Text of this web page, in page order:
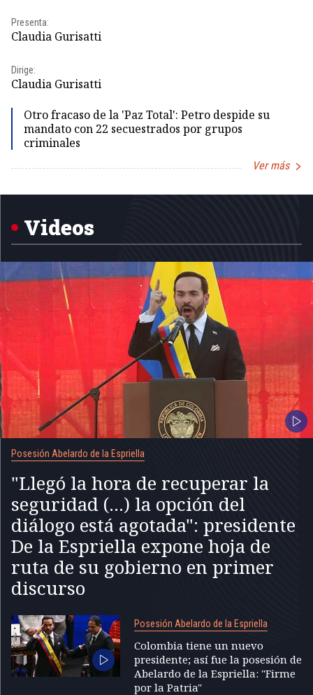
Presenta:
Claudia Gurisatti
Dirige:
Claudia Gurisatti
Otro fracaso de la 'Paz Total': Petro despide su
mandato con 22 secuestrados por grupos
criminales
Ver más
Videos
Posesión Abelardo de la Espriella
"Llegó la hora de recuperar la
seguridad (...) la opción del
diálogo está agotada": presidente
De la Espriella expone hoja de
ruta de su gobierno en primer
discurso
Posesión Abelardo de la Espriella
Colombia tiene un nuevo
presidente; así fue la posesión de
Abelardo de la Espriella: "Firme
por la Patria"